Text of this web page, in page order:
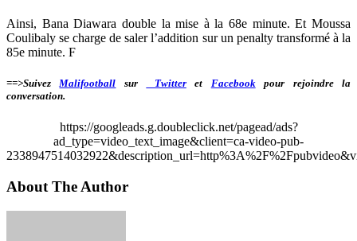
Ainsi, Bana Diawara double la mise à la 68e minute. Et Moussa
Coulibaly se charge de saler l’addition sur un penalty transformé à la
85e minute. F
==>SuivezMalifootball sur Twitteret Facebookpour rejoindre la
conversation.
https://googleads.g.doubleclick.net/pagead/ads?
ad_type=video_text_image&client=ca-video-pub-
About The Author